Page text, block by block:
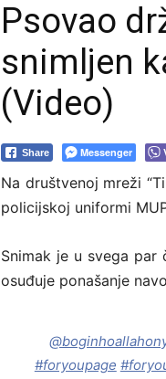
Psovao
snimljen
(Video)
Share Messenger
Na društvenoj mreži
policijskoj uniformi
Snimak je u svega
osuđuje ponašanje
#foryoupage